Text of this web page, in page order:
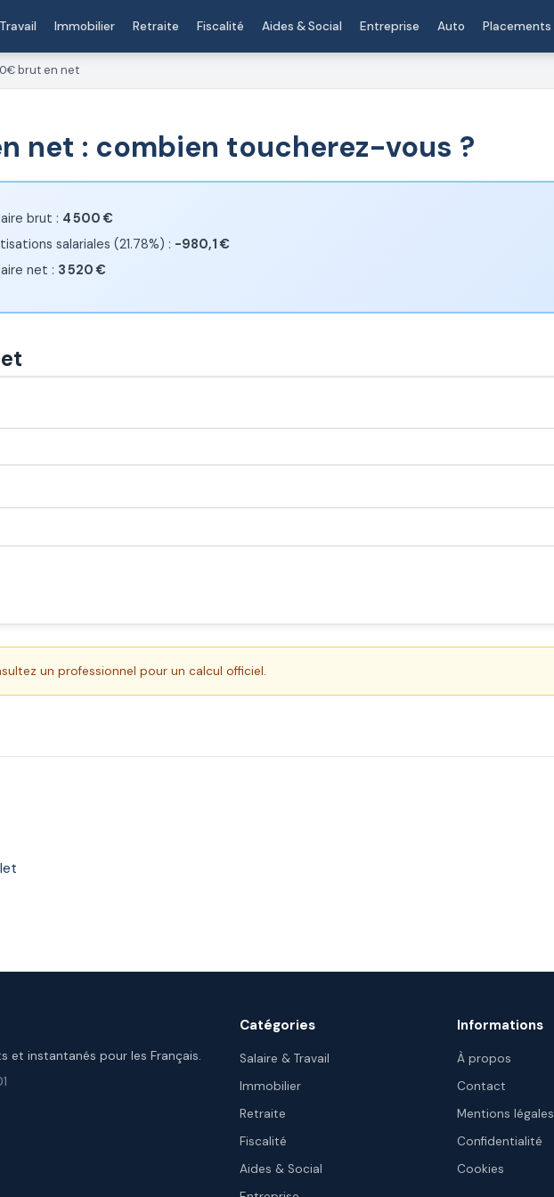
Immobilier Retraite Fiscalité Aides & Social Entreprise Auto Placements
brut en net
net : combien toucherez-vous ?
brut : 4 500 €
salariales (21.78%) : -980,1 €
net : 3 520 €
un professionnel pour un calcul officiel.
et instantanés pour les Français.
Catégories
Salaire & Travail
Immobilier
Retraite
Fiscalité
Aides & Social
Informations
À propos
Contact
Mentions légales
Confidentialité
Cookies